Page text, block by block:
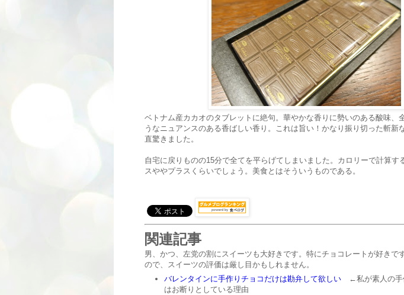
ベトナム産カカオのタブレットに絶句。華やかな香りに勢いのある酸味、
うなニュアンスのある香ばしい香り。これは旨い！かなり振り切った斬新
直驚きました。
自宅に戻りものの15分で全てを平らげてしまいました。カロリーで計算す
スややプラスくらいでしょう。美食とはそういうものである。
関連記事
男、かつ、左党の割にスイーツも大好きです。特にチョコレートが好きで
ので、スイーツの評価は厳し目かもしれません。
バレンタインに手作りチョコだけは勘弁して欲しい ←私が素人の手
はお断りとしている理由